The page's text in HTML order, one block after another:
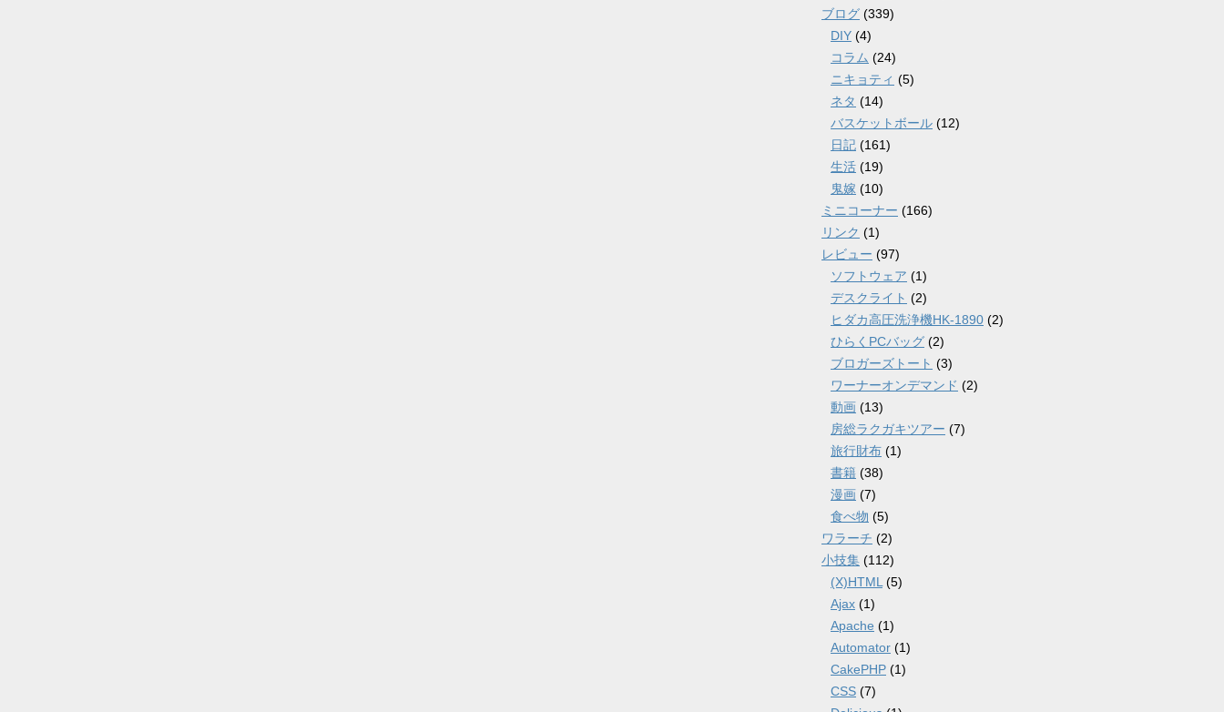
ブログ (339)
DIY (4)
コラム (24)
ニキョティ (5)
ネタ (14)
バスケットボール (12)
日記 (161)
生活 (19)
鬼嫁 (10)
ミニコーナー (166)
リンク (1)
レビュー (97)
ソフトウェア (1)
デスクライト (2)
ヒダカ高圧洗浄機HK-1890 (2)
ひらくPCバッグ (2)
ブロガーズトート (3)
ワーナーオンデマンド (2)
動画 (13)
房総ラクガキツアー (7)
旅行財布 (1)
書籍 (38)
漫画 (7)
食べ物 (5)
ワラーチ (2)
小技集 (112)
(X)HTML (5)
Ajax (1)
Apache (1)
Automator (1)
CakePHP (1)
CSS (7)